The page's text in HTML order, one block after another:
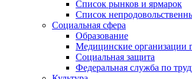
Cписок рынков и ярмарок
Список
Социальная сфера
Образование
Медицинские организации
Социальная защита
Федеральная служба по